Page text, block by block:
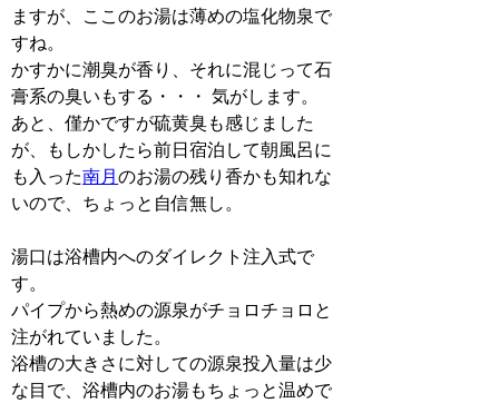
ますが、ここのお湯は薄めの塩化物泉で
すね。
かすかに潮臭が香り、それに混じって石
膏系の臭いもする・・・ 気がします。
あと、僅かですが硫黄臭も感じました
が、もしかしたら前日宿泊して朝風呂に
も入った南月のお湯の残り香かも知れな
いので、ちょっと自信無し。
湯口は浴槽内へのダイレクト注入式で
す。
パイプから熱めの源泉がチョロチョロと
注がれていました。
浴槽の大きさに対しての源泉投入量は少
な目で、浴槽内のお湯もちょっと温めで